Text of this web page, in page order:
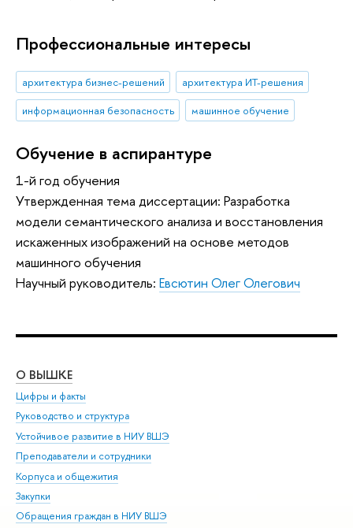
Профессиональные интересы
архитектура бизнес-решений
архитектура ИТ-решения
информационная безопасность
машинное обучение
Обучение в аспирантуре
1-й год обучения
Утвержденная тема диссертации: Разработка
модели семантического анализа и восстановления
искаженных изображений на основе методов
машинного обучения
Научный руководитель: Евсютин Олег Олегович
О ВЫШКЕ
Цифры и факты
Руководство и структура
Устойчивое развитие в НИУ ВШЭ
Преподаватели и сотрудники
Корпуса и общежития
Закупки
Обращения граждан в НИУ ВШЭ